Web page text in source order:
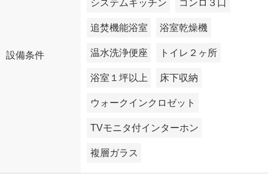
設備条件
システムキッチン コンロ３口
追焚機能浴室 浴室乾燥機
温水洗浄便座 トイレ２ヶ所
浴室１坪以上 床下収納
ウォークインクロゼット
TVモニタ付インターホン
複層ガラス